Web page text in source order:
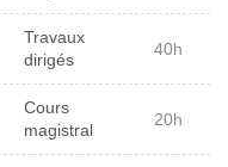
Travaux
dirigés
40h
Cours
magistral
20h